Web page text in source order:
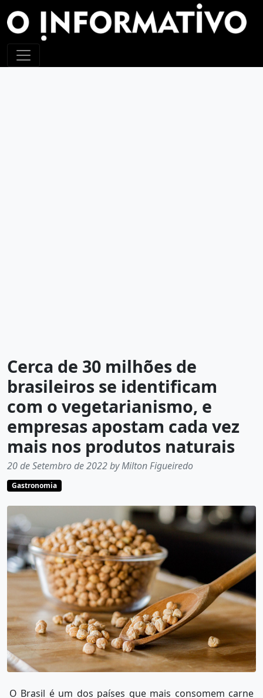
Cerca de 30 milhões de
brasileiros se identificam
com o vegetarianismo, e
empresas apostam cada vez
mais nos produtos naturais
20 de Setembro de 2022 by Milton Figueiredo
Gastronomia
O Brasil é um dos países que mais consomem carne